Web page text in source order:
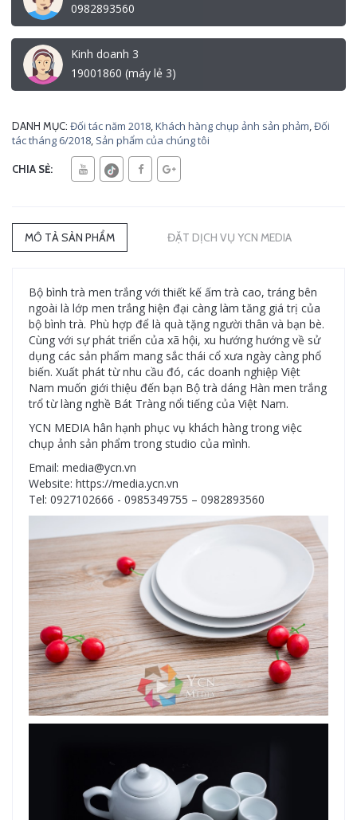
0982893560
Kinh doanh 3
19001860 (máy lẻ 3)
DANH MỤC: Đối tác năm 2018,Khách hàng chụp ảnh sản phảm,Đối
tác tháng 6/2018, Sản phẩm của chúng tôi
CHIA SẺ:
MÔ TẢ SẢN PHẨM ĐẶT DỊCH VỤ YCN MEDIA
Bộ bình trà men trắng với thiết kế ấm trà cao, tráng bên
ngoài là lớp men trắng hiện đại càng làm tăng giá trị của
bộ bình trà. Phù hợp để là quà tặng người thân và bạn bè.
Cùng với sự phát triển của xã hội, xu hướng hướng về sử
dụng các sản phẩm mang sắc thái cổ xưa ngày càng phổ
biến. Xuất phát từ nhu cầu đó, các doanh nghiệp Việt
Nam muốn giới thiệu đến bạn Bộ trà dáng Hàn men trắng
trổ từ làng nghề Bát Tràng nổi tiếng của Việt Nam.
YCN MEDIA hân hạnh phục vụ khách hàng trong việc
chụp ảnh sản phẩm trong studio của mình.
Email: media@ycn.vn
Website: https://media.ycn.vn
Tel: 0927102666 - 0985349755 – 0982893560